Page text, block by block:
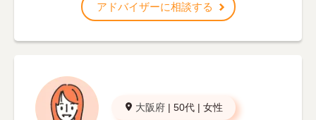
アドバイザーに相談する
大阪府 | 50代 | 女性